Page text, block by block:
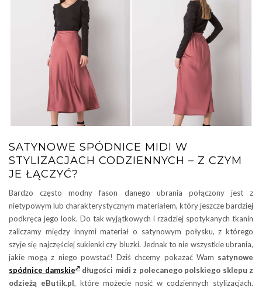
SATYNOWE SPÓDNICE MIDI W
STYLIZACJACH CODZIENNYCH – Z CZYM
JE ŁĄCZYĆ?
Bardzo często modny fason danego ubrania połączony jest z
nietypowym lub charakterystycznym materiałem, który jeszcze bardziej
podkręca jego look. Do tak wyjątkowych i rzadziej spotykanych tkanin
zaliczamy między innymi materiał o satynowym połysku, z którego
szyje się najczęściej sukienki czy bluzki. Jednak to nie wszystkie ubrania,
jakie mogą z niego powstać! Dziś chcemy pokazać Wam satynowe
spódnice damskie długości midi z polecanego polskiego sklepu z
odzieżą eButik.pl, które możecie nosić w codziennych stylizacjach.